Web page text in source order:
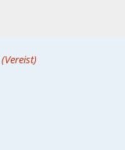
(Vereist)